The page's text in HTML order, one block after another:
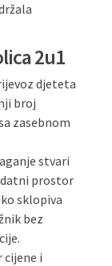
2u1
djeteta
broj
zasebnom
stvari
prostor
sklopiva
bez
cijene i